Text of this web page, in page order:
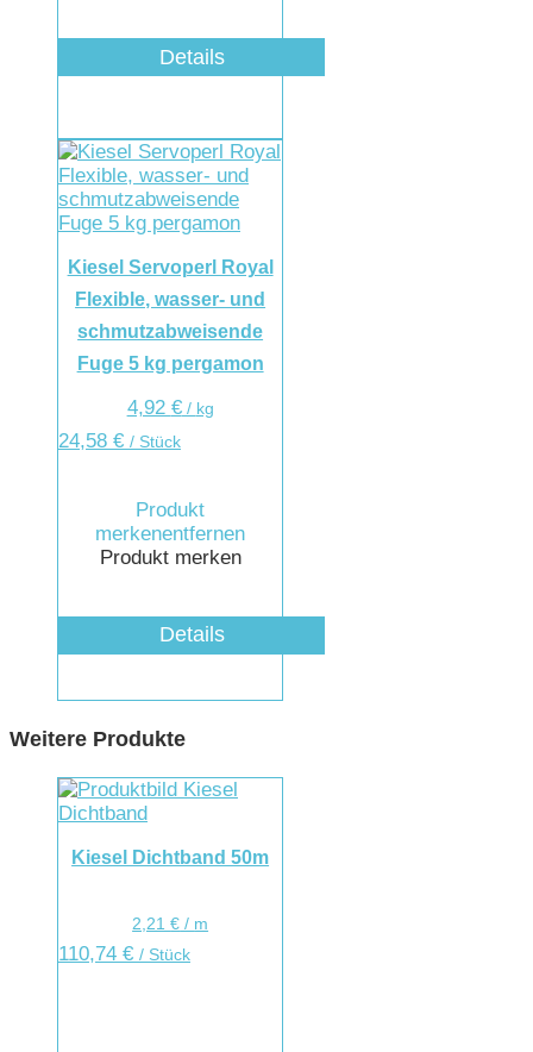
Details
Kiesel Servoperl Royal
Flexible, wasser- und
schmutzabweisende
Fuge 5 kg pergamon
4,92 €/ kg
24,58 € / Stück
Produkt
merkenentfernen
Produkt merken
Details
Weitere Produkte
Kiesel Dichtband 50m
2,21€ / m
110,74 € / Stück